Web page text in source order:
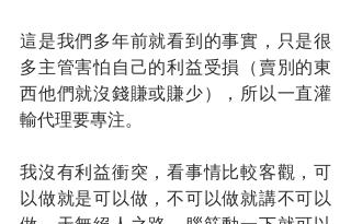
這是我們多年前就看到的事實，只是很
多主管害怕自己的利益受損（賣別的東
西他們就沒錢賺或賺少），所以一直灌
輸代理要專注。
我沒有利益衝突，看事情比較客觀，可
以做就是可以做，不可以做就講不可以